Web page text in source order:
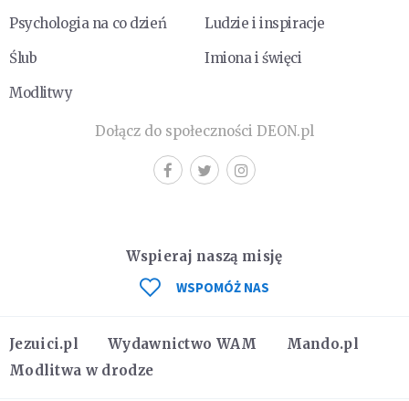
Psychologia na co dzień
Ludzie i inspiracje
Ślub
Imiona i święci
Modlitwy
Dołącz do społeczności DEON.pl
Jezuici.pl Wydawnictwo WAM
Mando.pl
Modlitwa w drodze
Wspieraj naszą misję
WSPOMÓŻ NAS